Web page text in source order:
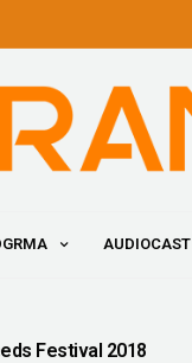
AUDIOCAST
Festival 2018